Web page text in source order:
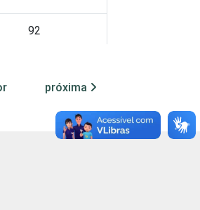
92
próxima